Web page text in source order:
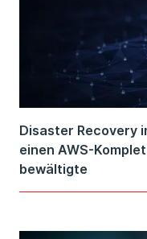
Disaster Recovery
einen AWS-
bewältigte